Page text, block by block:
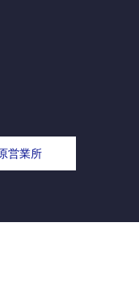
営業所